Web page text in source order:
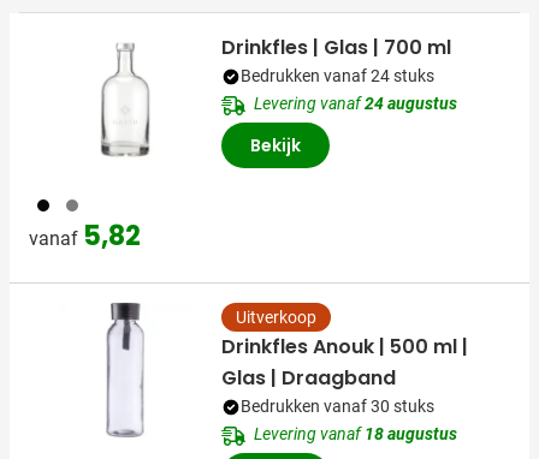
001 032
vanaf 5,82
Drinkfles | Glas | 700 ml
Bedrukken vanaf 24 stuks
Levering vanaf24 augustus
Bekijk
Uitverkoop
Drinkfles Anouk | 500 ml |
Glas | Draagband
Bedrukken vanaf 30 stuks
Levering vanaf18 augustus